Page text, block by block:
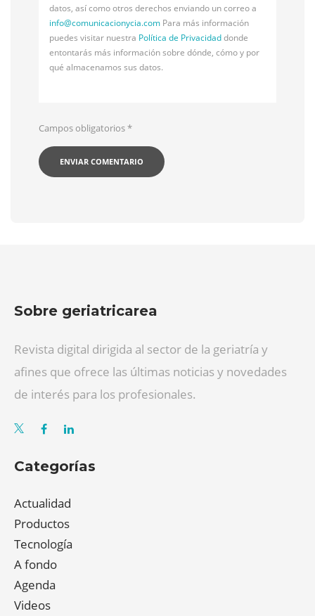
datos, así como otros derechos enviando un correo a
info@comunicacionycia.com Para más información
puedes visitar nuestra Política de Privacidaddonde
entontarás más información sobre dónde, cómo y por
qué almacenamos sus datos.
Campos obligatorios*
Sobre geriatricarea
Revista digital dirigida al sector de la geriatría y
afines que ofrece las últimas noticias y novedades
de interés para los profesionales.
Categorías
Actualidad
Productos
Tecnología
A fondo
Agenda
Videos